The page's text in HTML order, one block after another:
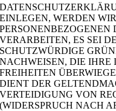
EINLEGEN, WERDEN
PERSONENBEZOGENEN
VERARBEITEN, ES SEI
SCHUTZWÜRDIGE
NACHWEISEN, DIE IHRE
FREIHEITEN
DIENT DER
VERTEIDIGUNG VON
(WIDERSPRUCH NACH